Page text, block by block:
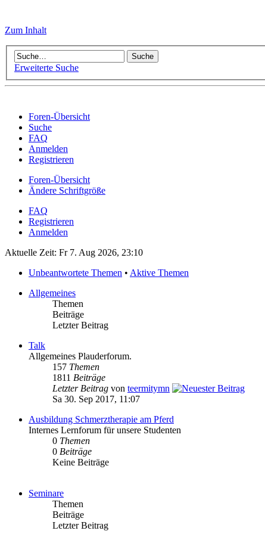
Zum Inhalt
Erweiterte Suche
Foren-Übersicht
Suche
FAQ
Anmelden
Registrieren
Foren-Übersicht
Ändere Schriftgröße
FAQ
Registrieren
Anmelden
Aktuelle Zeit: Fr 7. Aug 2026, 23:10
Unbeantwortete Themen • Aktive Themen
Allgemeines
Themen
Beiträge
Letzter Beitrag
Talk
Allgemeines Plauderforum.
157 Themen
1811 Beiträge
Letzter Beitrag von teermitymn
Sa 30. Sep 2017, 11:07
Ausbildung Schmerztherapie am Pferd
Internes Lernforum für unsere Studenten
0 Themen
0 Beiträge
Keine Beiträge
Seminare
Themen
Beiträge
Letzter Beitrag